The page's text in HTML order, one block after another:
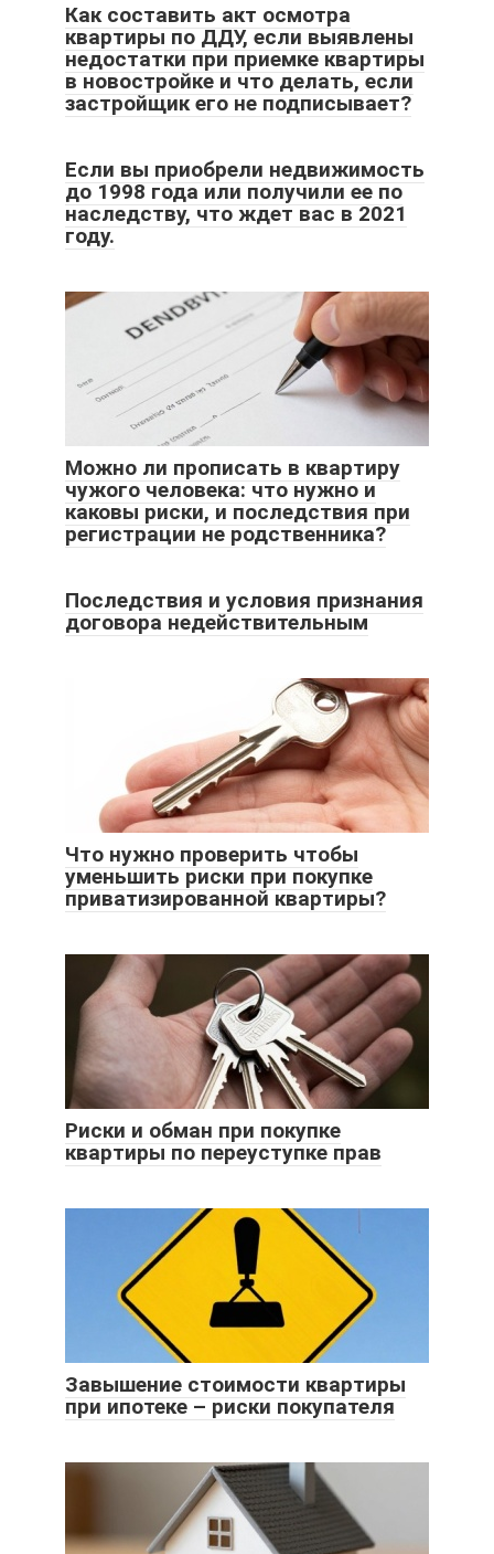
Как составить акт осмотра
квартиры по ДДУ, если выявлены
недостатки при приемке квартиры
в новостройке и что делать, если
застройщик его не подписывает?
Если вы приобрели недвижимость
до 1998 года или получили ее по
наследству, что ждет вас в 2021
году.
Можно ли прописать в квартиру
чужого человека: что нужно и
каковы риски, и последствия при
регистрации не родственника?
Последствия и условия признания
договора недействительным
Что нужно проверить чтобы
уменьшить риски при покупке
приватизированной квартиры?
Риски и обман при покупке
квартиры по переуступке прав
Завышение стоимости квартиры
при ипотеке – риски покупателя